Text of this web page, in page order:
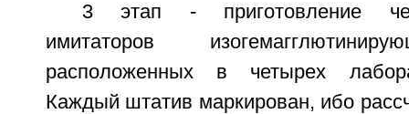
3 этап - приготовление
имитаторов
расположенных в четырех
Каждый штатив маркирован, ибо